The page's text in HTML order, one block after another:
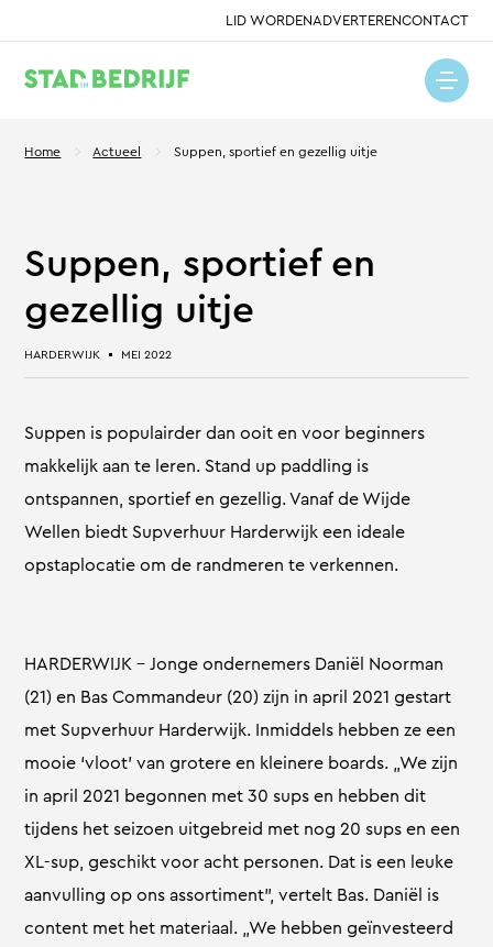
LID WORDENADVERTERENCONTACT
Home Actueel Suppen, sportief en gezellig uitje
Suppen, sportief en
gezellig uitje
HARDERWIJK MEI 2022
Suppen is populairder dan ooit en voor beginners
makkelijk aan te leren. Stand up paddling is
ontspannen, sportief en gezellig. Vanaf de Wijde
Wellen biedt Supverhuur Harderwijk een ideale
opstaplocatie om de randmeren te verkennen.
HARDERWIJK – Jonge ondernemers Daniël Noorman
(21) en Bas Commandeur (20) zijn in april 2021 gestart
met Supverhuur Harderwijk. Inmiddels hebben ze een
mooie ‘vloot’ van grotere en kleinere boards. „We zijn
in april 2021 begonnen met 30 sups en hebben dit
tijdens het seizoen uitgebreid met nog 20 sups en een
XL-sup, geschikt voor acht personen. Dat is een leuke
aanvulling op ons assortiment”, vertelt Bas. Daniël is
content met het materiaal. „We hebben geïnvesteerd